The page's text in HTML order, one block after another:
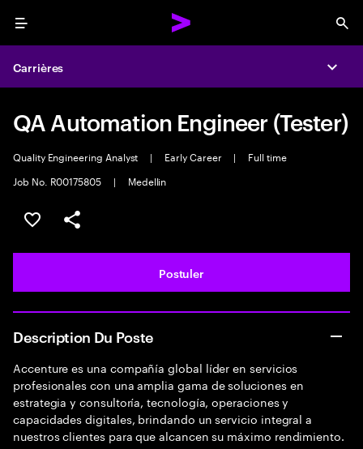
Menu
Carrières
QA Automation Engineer (Tester)
Quality Engineering Analyst | Early Career |
Full time
Job No. R00175805
| Medellin
Sélectionner pour enregistrer l'annonce
PARTAGER
Postuler
Description Du Poste
Accenture es una compañía global líder en servicios
profesionales con una amplia gama de soluciones en
estrategia y consultoría, tecnología, operaciones y
capacidades digitales, brindando un servicio integral a
nuestros clientes para que alcancen su máximo rendimiento.